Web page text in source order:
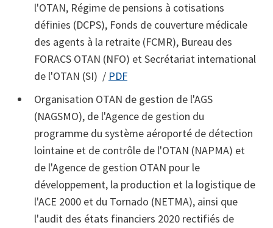
l'OTAN, Régime de pensions à cotisations
définies (DCPS), Fonds de couverture médicale
des agents à la retraite (FCMR), Bureau des
FORACS OTAN (NFO) et Secrétariat international
de l'OTAN (SI) / PDF
Organisation OTAN de gestion de l'AGS
(NAGSMO), de l'Agence de gestion du
programme du système aéroporté de détection
lointaine et de contrôle de l'OTAN (NAPMA) et
de l'Agence de gestion OTAN pour le
développement, la production et la logistique de
l'ACE 2000 et du Tornado (NETMA), ainsi que
l'audit des états financiers 2020 rectifiés de